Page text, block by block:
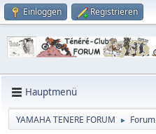
Einloggen Registrieren
Hauptmenü
YAMAHA TENERE FORUM ► Forum